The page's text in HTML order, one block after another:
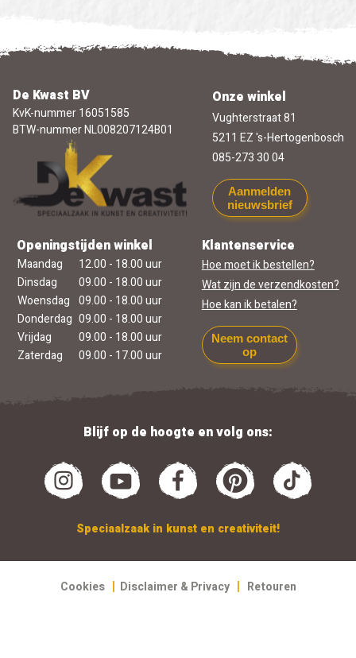
De Kwast BV
KvK-nummer 16051585
BTW-nummer NL008207124B01
Onze winkel
Vughterstraat 81
5211 EZ 's-Hertogenbosch
085-273 30 04
Aanmelden
nieuwsbrief
Openingstijden winkel
Maandag
12.00 - 18.00 uur
Dinsdag
09.00 - 18.00 uur
Woensdag 09.00 - 18.00 uur
Donderdag 09.00 - 18.00 uur
Vrijdag
09.00 - 18.00 uur
Zaterdag
09.00 - 17.00 uur
Klantenservice
Hoe moet ik bestellen?
Wat zijn de verzendkosten?
Hoe kan ik betalen?
Neem contact
op
Blijf op de hoogte en volg ons:
Speciaalzaak in kunst en creativiteit!
Cookies | Disclaimer & Privacy | Retouren